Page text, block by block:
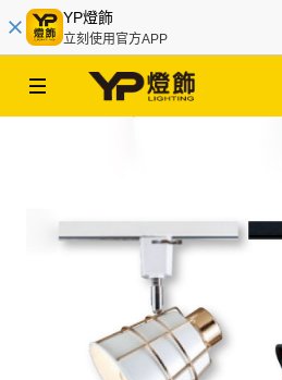
YP燈飾
立刻使用官方APP